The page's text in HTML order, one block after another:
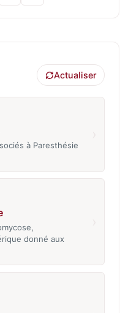
Actualiser
à Paresthésie
donné aux